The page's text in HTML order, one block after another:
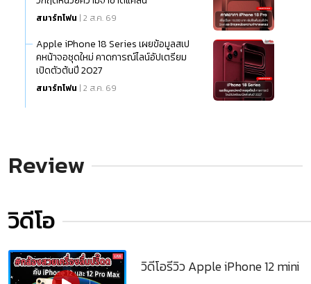
สมาร์ทโฟน | 2 ส.ค. 69
Apple iPhone 18 Series เผยข้อมูลสเป
คหน้าจอชุดใหม่ คาดการณ์ไลน์อัปเตรียม
เปิดตัวต้นปี 2027
สมาร์ทโฟน | 2 ส.ค. 69
Review
วิดีโอ
วิดีโอรีวิว Apple iPhone 12 mini